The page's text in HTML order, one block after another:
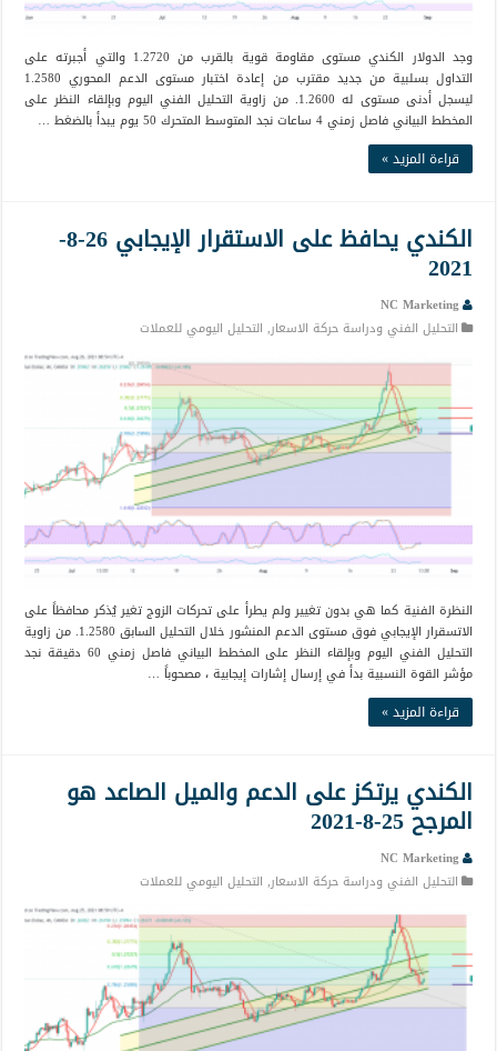
وجد الدولار الكندي مستوى مقاومة قوية بالقرب من 1.2720 والتي أجبرته على
التداول بسلبية من جديد مقترب من إعادة اختبار مستوى الدعم المحوري 1.2580
ليسجل أدنى مستوى له 1.2600. من زاوية التحليل الفني اليوم وبإلقاء النظر على
المخطط البياني فاصل زمني 4 ساعات نجد المتوسط المتحرك 50 يوم يبدأ بالضغط …
قراءة المزيد »
الكندي يحافظ على الاستقرار الإيجابي 26-8-
2021
NC Marketing
التحليل الفني ودراسة حركة الاسعار, التحليل اليومي للعملات
النظرة الفنية كما هي بدون تغيير ولم يطرأ على تحركات الزوج تغير يُذكر محافظاً على
الاتسقرار الإيجابي فوق مستوى الدعم المنشور خلال التحليل السابق 1.2580. من زاوية
التحليل الفني اليوم وبإلقاء النظر على المخطط البياني فاصل زمني 60 دقيقة نجد
مؤشر القوة النسبية بدأ في إرسال إشارات إيجابية ، مصحوباً …
قراءة المزيد »
الكندي يرتكز على الدعم والميل الصاعد هو
المرجح 25-8-2021
NC Marketing
التحليل الفني ودراسة حركة الاسعار, التحليل اليومي للعملات